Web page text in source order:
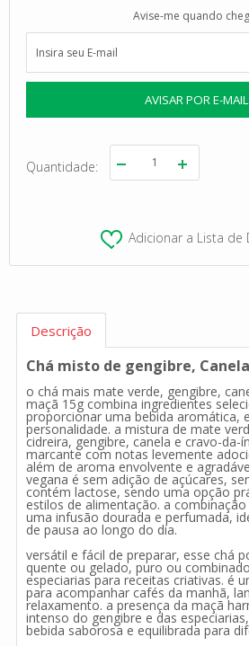
Avise-me quando
Quantidade
Adicionar a Lista de
Descrição
Chá misto de gengibre,
o chá mais mate verde, gengibre,
maçã 15g combina ingredientes
proporcionar uma bebida aromática,
personalidade. a mistura de mate
cidreira, gengibre, canela e cravo-da-
marcante com notas levemente
além de aroma envolvente e
vegana é sem adição de açúcares,
contém lactose, sendo uma opção
estilos de alimentação. a
uma infusão dourada e perfumada,
de pausa ao longo do dia.
versátil e fácil de preparar, esse chá
quente ou gelado, puro ou
especiarias para receitas criativas. é
para acompanhar cafés da manhã,
relaxamento. a presença da maçã
intenso do gengibre e das
bebida saborosa e equilibrada para